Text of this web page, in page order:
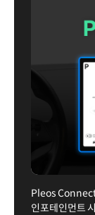
Pleos Connect
인포테인먼트